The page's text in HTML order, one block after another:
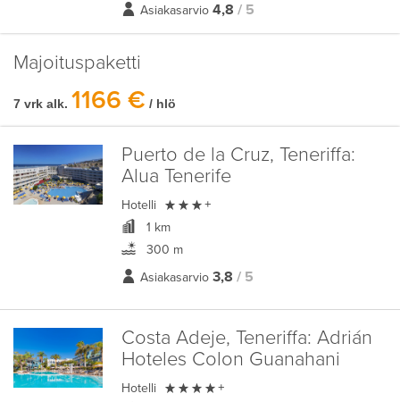
Asiakasarvio 4,8 / 5
Majoituspaketti
7 vrk alk. 1166 € / hlö
Puerto de la Cruz, Teneriffa:
Alua Tenerife
Hotelli  +
1 km
300 m
Asiakasarvio 3,8 / 5
Costa Adeje, Teneriffa: Adrián
Hoteles Colon Guanahani
Hotelli  +